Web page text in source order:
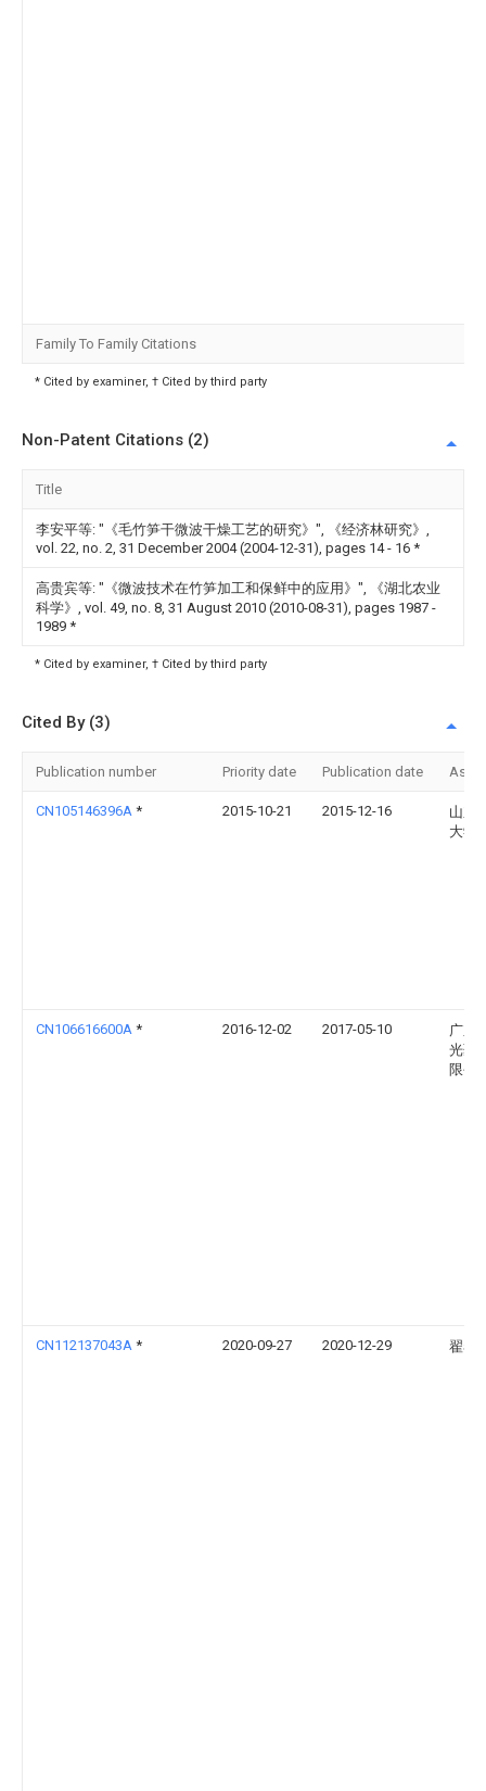
Family To Family Citations
* Cited by examiner, † Cited by third party
Non-Patent Citations (2)
Title
李安平等: "《毛竹笋干微波干燥工艺的研究》", 《经济林研究》,
vol. 22, no. 2, 31 December 2004 (2004-12-31), pages 14 - 16 *
高贵宾等: "《微波技术在竹笋加工和保鲜中的应用》", 《湖北农业
科学》, vol. 49, no. 8, 31 August 2010 (2010-08-31), pages 1987 -
1989 *
* Cited by examiner, † Cited by third party
Cited By (3)
Publication number Priority date Publication date
CN105146396A * 2015-10-21 2015-12-16
山东
大学
CN106616600A * 2016-12-02 2017-05-10
广东
光药
限公
CN112137043A * 2020-09-27 2020-12-29 翟泰